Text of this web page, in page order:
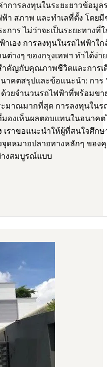
ารลงทุนในระยะยาวข้อมูล
สภาพ และทำเลที่ตั้ง โดยมี
การ ไม่ว่าจะเป็นระยะทาง
เอง การลงทุนในรถไฟฟ้าใ
างๆ ของกรุงเทพฯ ทำได้ง่า
คัญกับคุณภาพชีวิตและการเ
ตสรุปและข้อแนะนำ: การ
วยจำนวนรถไฟฟ้าที่พร้อมข
มาณมากที่สุด การลงทุนในร
องเห็นผลตอบแทนในอนาค
าขอแนะนำให้ผู้ที่สนใจศึกษ
ดหมายปลายทางหลักๆ ขอ
งสมบูรณ์แบบ